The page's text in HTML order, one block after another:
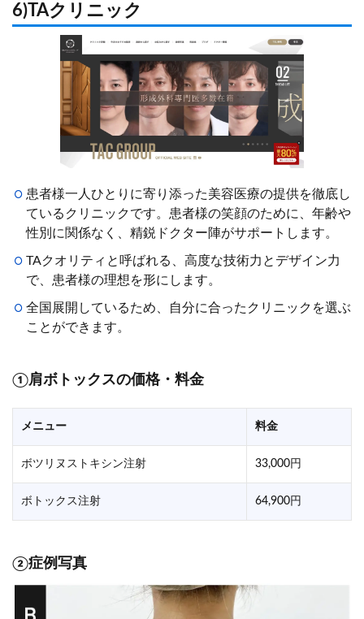
6)TAクリニック
患者様一人ひとりに寄り添った美容医療の提供を徹底し
ているクリニックです。患者様の笑顔のために、年齢や
性別に関係なく、精鋭ドクター陣がサポートします。
TAクオリティと呼ばれる、高度な技術力とデザイン力
で、患者様の理想を形にします。
全国展開しているため、自分に合ったクリニックを選ぶ
ことができます。
①肩ボトックスの価格・料金
メニュー 料金
ボツリヌストキシン注射 33,000円
ボトックス注射 64,900円
②症例写真